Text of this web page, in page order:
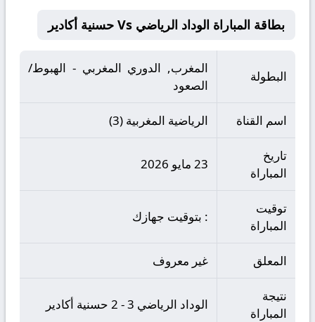
بطاقة المباراة الوداد الرياضي Vs حسنية أكادير
البطولة
المغرب, الدوري المغربي - الهبوط/
الصعود
اسم القناة الرياضية المغربية (3)
تاريخ
المباراة
23 مايو 2026
توقيت
المباراة
: بتوقيت جهازك
المعلق غير معروف
نتيجة
المباراة
الوداد الرياضي 3 - 2 حسنية أكادير